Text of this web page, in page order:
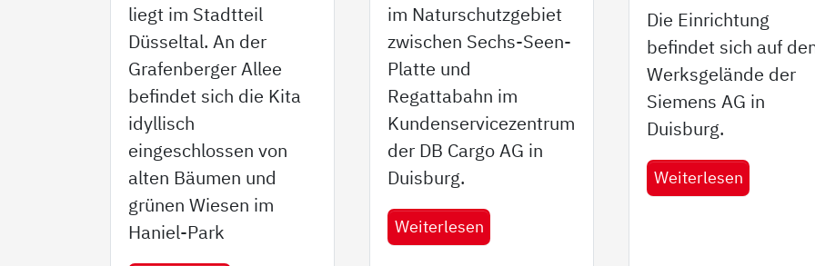
liegt im Stadtteil
Düsseltal. An der
Grafenberger Allee
befindet sich die Kita
idyllisch
eingeschlossen von
alten Bäumen und
grünen Wiesen im
Haniel-Park
im Naturschutzgebiet
zwischen Sechs-Seen-
Platte und
Regattabahn im
Kundenservicezentrum
der DB Cargo AG in
Duisburg.
Weiterlesen
Die Einrichtung
befindet sich auf
Werksgelände der
Siemens AG in
Duisburg.
Weiterlesen